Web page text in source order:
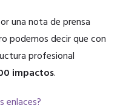
una nota de prensa
podemos decir que con
profesional
impactos.
enlaces?